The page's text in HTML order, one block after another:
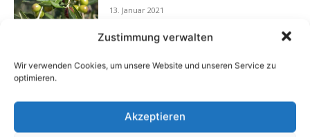
Zustimmung verwalten
Wir verwenden Cookies, um unsere Website und unseren Service zu
optimieren.
Akzeptieren
13. Januar 2021
Flexibilität im Alltag: Moderne
7. Juli 2026